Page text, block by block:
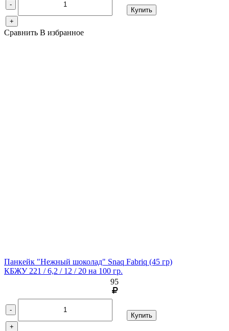
-
+
Купить
Сравнить В избранное
Панкейк "Нежный шоколад" Snaq Fabriq (45 гр)
КБЖУ 221 / 6,2 / 12 / 20 на 100 гр.
95
-
+
Купить